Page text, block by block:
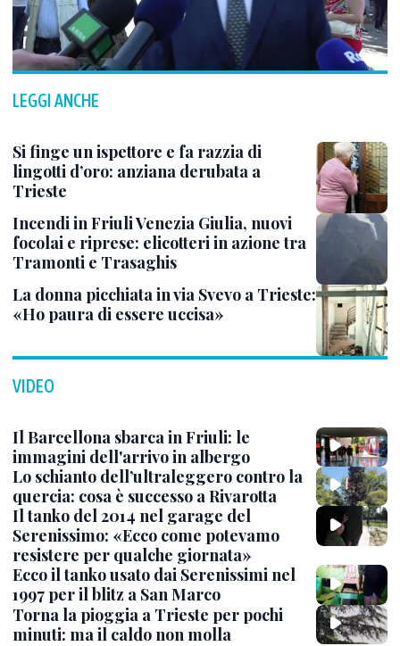
LEGGI ANCHE
Si finge un ispettore e fa razzia di
lingotti d’oro: anziana derubata a
Trieste
Incendi in Friuli Venezia Giulia, nuovi
focolai e riprese: elicotteri in azione tra
Tramonti e Trasaghis
La donna picchiata in via Svevo a Trieste:
«Ho paura di essere uccisa»
VIDEO
Il Barcellona sbarca in Friuli: le
immagini dell'arrivo in albergo
Lo schianto dell’ultraleggero contro la
quercia: cosa è successo a Rivarotta
Il tanko del 2014 nel garage del
Serenissimo: «Ecco come potevamo
resistere per qualche giornata»
Ecco il tanko usato dai Serenissimi nel
1997 per il blitz a San Marco
Torna la pioggia a Trieste per pochi
minuti: ma il caldo non molla